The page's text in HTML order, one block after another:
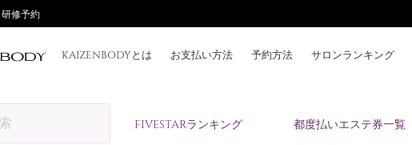
研修予約
KAIZENBODYとは お支払い方法 予約方法 サロンランキング
FIVESTARランキング 都度払いエステ券一覧
お支払い方法